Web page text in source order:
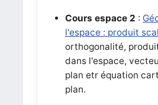
Cours espace 2 :
l'espace : produit
orthogonalité,
dans l'espace,
plan etr équation
plan.